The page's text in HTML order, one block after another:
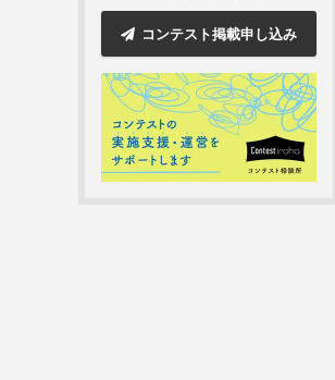
コンテスト掲載申し込み